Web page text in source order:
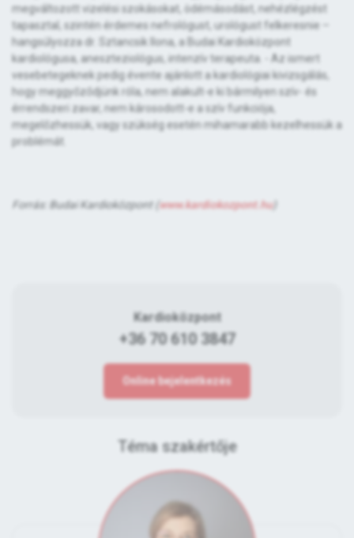
megváltozott vizelési szokásokat, ödémásodást, nehézlégzést
tapasztal, szintén érdemes nefrológust, urológust felkeresnie –
hangsúlyozza dr. Sztancsik Ilona, a Budai Kardioközpont
kardiológusa, aneszteziológus, intenzív terapeuta. - Az ismert
vesebetegeknek pedig évente ajánlott a kardiológiai kivizsgálás,
hogy meggyőződjünk róla, nem alakult-e ki bármilyen szív- és
érrendszeri zavar, nem károsodott-e a szív funkciója,
megelőzhessük, vagy szükség esetén mihamarabb kezelhessük a
problémát.
Forrás: Budai Kardioközpont ( www.kardiokozpont.hu)
Kardioközpont
+36 70 610 3847
Online bejelentkezés
Téma szakértője